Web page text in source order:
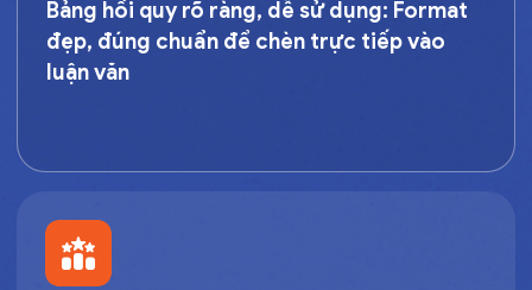
Bảng hồi quy rõ ràng, dễ sử dụng: Format
đẹp, đúng chuẩn để chèn trực tiếp vào
luận văn